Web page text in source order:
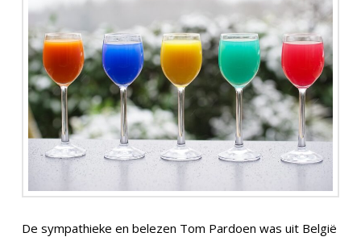
De sympathieke en belezen Tom Pardoen was uit België